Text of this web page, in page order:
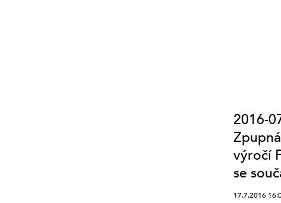
2016-
výročí
se
17.7.2016